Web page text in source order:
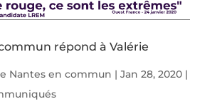
répond à Valérie
Nantes en commun | Jan 28, 2020|